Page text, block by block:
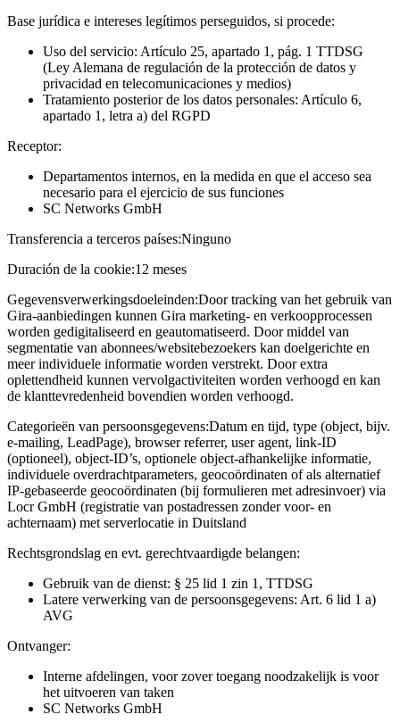
Base jurídica e intereses legítimos perseguidos, si procede:
Uso del servicio: Artículo 25, apartado 1, pág. 1 TTDSG
(Ley Alemana de regulación de la protección de datos y
privacidad en telecomunicaciones y medios)
Tratamiento posterior de los datos personales: Artículo 6,
apartado 1, letra a) del RGPD
Receptor:
Departamentos internos, en la medida en que el acceso sea
necesario para el ejercicio de sus funciones
SC Networks GmbH
Transferencia a terceros países:Ninguno
Duración de la cookie:12 meses
Gegevensverwerkingsdoeleinden:Door tracking van het gebruik van
Gira-aanbiedingen kunnen Gira marketing- en verkoopprocessen
worden gedigitaliseerd en geautomatiseerd. Door middel van
segmentatie van abonnees/websitebezoekers kan doelgerichte en
meer individuele informatie worden verstrekt. Door extra
oplettendheid kunnen vervolgactiviteiten worden verhoogd en kan
de klanttevredenheid bovendien worden verhoogd.
Categorieën van persoonsgegevens:Datum en tijd, type (object, bijv.
e-mailing, LeadPage), browser referrer, user agent, link-ID
(optioneel), object-ID’s, optionele object-afhankelijke informatie,
individuele overdrachtparameters, geocoördinaten of als alternatief
IP-gebaseerde geocoördinaten (bij formulieren met adresinvoer) via
Locr GmbH (registratie van postadressen zonder voor- en
achternaam) met serverlocatie in Duitsland
Rechtsgrondslag en evt. gerechtvaardigde belangen:
Gebruik van de dienst: § 25 lid 1 zin 1, TTDSG
Latere verwerking van de persoonsgegevens: Art. 6 lid 1 a)
AVG
Ontvanger:
Interne afdelingen, voor zover toegang noodzakelijk is voor
het uitvoeren van taken
SC Networks GmbH